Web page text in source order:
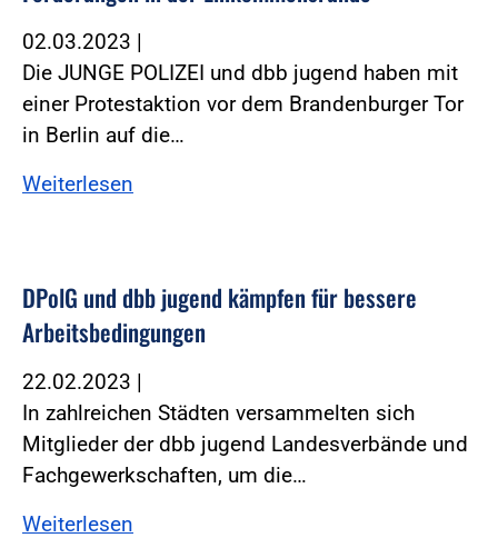
02.03.2023 |
Die JUNGE POLIZEI und dbb jugend haben mit
einer Protestaktion vor dem Brandenburger Tor
in Berlin auf die…
Weiterlesen
DPolG und dbb jugend kämpfen für bessere
Arbeitsbedingungen
22.02.2023 |
In zahlreichen Städten versammelten sich
Mitglieder der dbb jugend Landesverbände und
Fachgewerkschaften, um die…
Weiterlesen